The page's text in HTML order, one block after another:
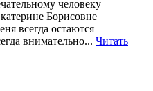
человеку
Борисовне
всегда остаются
внимательно... Читать